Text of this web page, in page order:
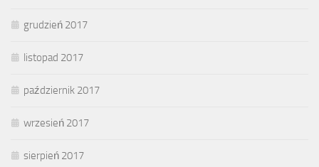
grudzień 2017
listopad 2017
październik 2017
wrzesień 2017
sierpień 2017